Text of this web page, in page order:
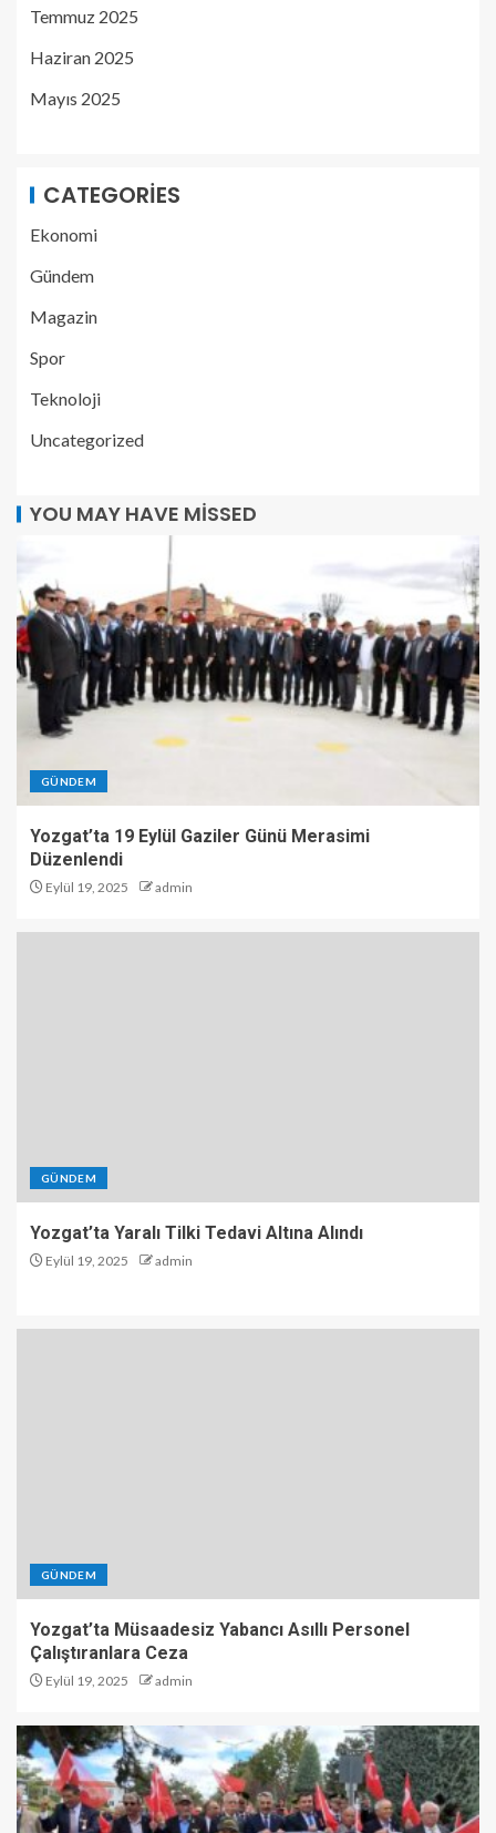
Temmuz 2025
Haziran 2025
Mayıs 2025
CATEGORIES
Ekonomi
Gündem
Magazin
Spor
Teknoloji
Uncategorized
YOU MAY HAVE MISSED
GÜNDEM
Yozgat’ta 19 Eylül Gaziler Günü Merasimi
Düzenlendi
Eylül 19, 2025 admin
GÜNDEM
Yozgat’ta Yaralı Tilki Tedavi Altına Alındı
Eylül 19, 2025 admin
GÜNDEM
Yozgat’ta Müsaadesiz Yabancı Asıllı Personel
Çalıştıranlara Ceza
Eylül 19, 2025 admin